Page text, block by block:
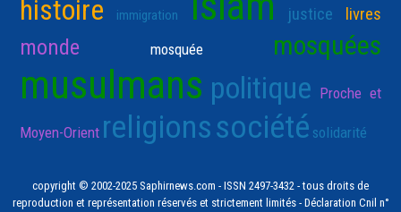
histoire immigration justice livres
monde mosquée mosquées
musulmans politique Proche et
Moyen-Orient religionssociété solidarité
copyright © 2002-2025 Saphirnews.com - ISSN 2497-3432 - tous droits de
reproduction et représentation réservés et strictement limités - Déclaration Cnil n°